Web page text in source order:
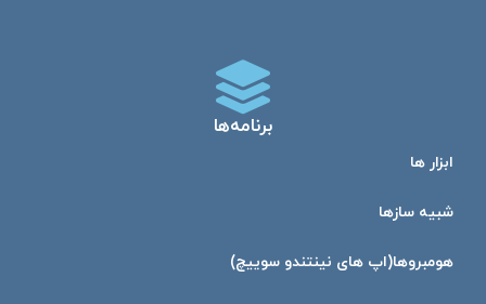
برنامه‌ها
ابزار ها
شبیه ساز‌ها
هومبرو‌ها(اپ های نینتندو سوییچ)